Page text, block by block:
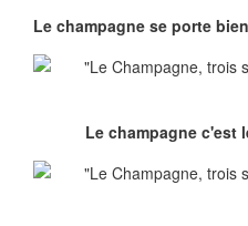
Le champagne se porte
Le champagne c'est